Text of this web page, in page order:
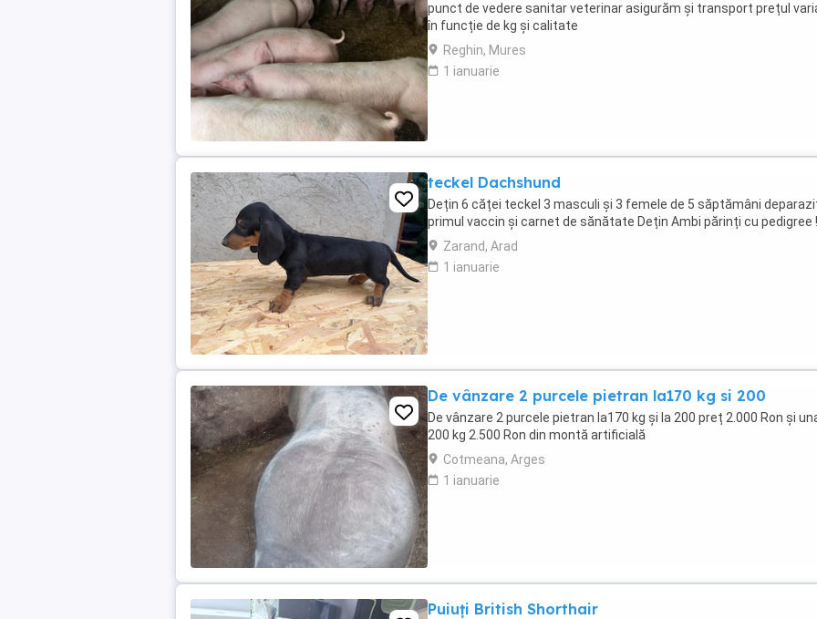
punct de vedere sanitar veterinar asigurăm și transport prețul
în funcție de kg și calitate
Reghin, Mures
1 ianuarie
teckel Dachshund
Dețin 6 căței teckel 3 masculi și 3 femele de 5 săptămâni
primul vaccin și carnet de sănătate Dețin Ambi părinți cu pedigree
Zarand, Arad
1 ianuarie
De vânzare 2 purcele pietran la170 kg si 200
De vânzare 2 purcele pietran la170 kg și la 200 preț 2.000 Ron și
200 kg 2.500 Ron din montă artificială
Cotmeana, Arges
1 ianuarie
Puiuți British Shorthair